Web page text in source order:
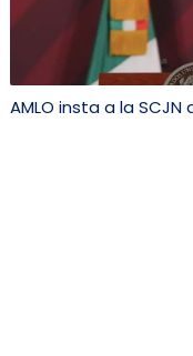
AMLO insta a la